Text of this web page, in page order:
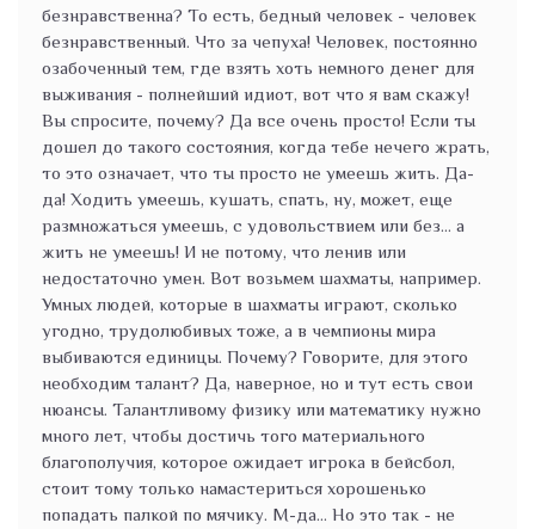
безнравственна? То есть, бедный человек - человек
безнравственный. Что за чепуха! Человек, постоянно
озабоченный тем, где взять хоть немного денег для
выживания - полнейший идиот, вот что я вам скажу!
Вы спросите, почему? Да все очень просто! Если ты
дошел до такого состояния, когда тебе нечего жрать,
то это означает, что ты просто не умеешь жить. Да-
да! Ходить умеешь, кушать, спать, ну, может, еще
размножаться умеешь, с удовольствием или без... а
жить не умеешь! И не потому, что ленив или
недостаточно умен. Вот возьмем шахматы, например.
Умных людей, которые в шахматы играют, сколько
угодно, трудолюбивых тоже, а в чемпионы мира
выбиваются единицы. Почему? Говорите, для этого
необходим талант? Да, наверное, но и тут есть свои
нюансы. Талантливому физику или математику нужно
много лет, чтобы достичь того материального
благополучия, которое ожидает игрока в бейсбол,
стоит тому только намастериться хорошенько
попадать палкой по мячику. М-да... Но это так - не